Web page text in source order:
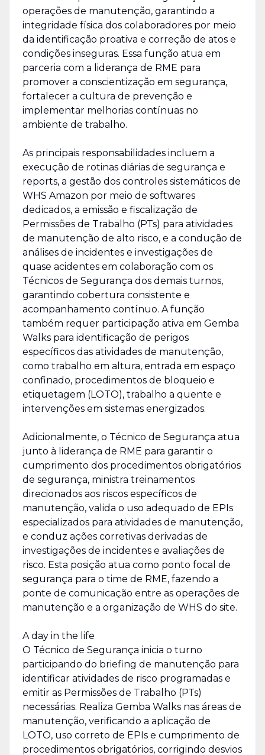
operações de manutenção, garantindo a
integridade física dos colaboradores por meio
da identificação proativa e correção de atos e
condições inseguras. Essa função atua em
parceria com a liderança de RME para
promover a conscientização em segurança,
fortalecer a cultura de prevenção e
implementar melhorias contínuas no
ambiente de trabalho.
As principais responsabilidades incluem a
execução de rotinas diárias de segurança e
reports, a gestão dos controles sistemáticos de
WHS Amazon por meio de softwares
dedicados, a emissão e fiscalização de
Permissões de Trabalho (PTs) para atividades
de manutenção de alto risco, e a condução de
análises de incidentes e investigações de
quase acidentes em colaboração com os
Técnicos de Segurança dos demais turnos,
garantindo cobertura consistente e
acompanhamento contínuo. A função
também requer participação ativa em Gemba
Walks para identificação de perigos
específicos das atividades de manutenção,
como trabalho em altura, entrada em espaço
confinado, procedimentos de bloqueio e
etiquetagem (LOTO), trabalho a quente e
intervenções em sistemas energizados.
Adicionalmente, o Técnico de Segurança atua
junto à liderança de RME para garantir o
cumprimento dos procedimentos obrigatórios
de segurança, ministra treinamentos
direcionados aos riscos específicos de
manutenção, valida o uso adequado de EPIs
especializados para atividades de manutenção,
e conduz ações corretivas derivadas de
investigações de incidentes e avaliações de
risco. Esta posição atua como ponto focal de
segurança para o time de RME, fazendo a
ponte de comunicação entre as operações de
manutenção e a organização de WHS do site.
A day in the life
O Técnico de Segurança inicia o turno
participando do briefing de manutenção para
identificar atividades de risco programadas e
emitir as Permissões de Trabalho (PTs)
necessárias. Realiza Gemba Walks nas áreas de
manutenção, verificando a aplicação de
LOTO, uso correto de EPIs e cumprimento de
procedimentos obrigatórios, corrigindo desvios